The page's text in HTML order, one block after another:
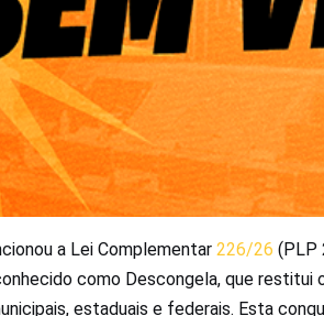
a Lei Complementar 226/26 (PLP
como Descongela, que
estaduais e federais. Esta